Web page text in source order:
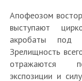
Апофеозом
выступают
акробаты под
Зрелищность
отражаются
экспозиции и